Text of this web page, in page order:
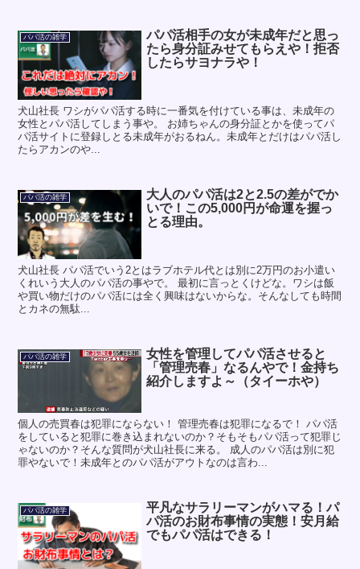
パパ活の雑学
パパ活相手の女が未成年だと思っ
たら身分証みせてもらえや！拒否
したらサヨナラや！
犬山社長 ワシがパパ活する時に一番気を付けている事は、未成年の
女性とパパ活してしまう事や。 お姉ちゃんの身分証とかを使ってパ
パ活サイトに登録しとる未成年がおるねん。未成年とだけはパパ活し
たらアカンのや...
パパ活の雑学
大人のパパ活は2と2.5の差がでか
いで！この5,000円が命運を握っ
とる理由。
犬山社長 パパ活でいう2とはラブホテル代とは別に2万円のお小遣い
くれいう大人のパパ活の事やで。 最初に言っとくけどな。ワシは飯
や買い物だけのパパ活には全く興味はないからな。そんなしても時間
とカネの無駄...
パパ活の雑学
女性を管理してパパ活させると
「管理売春」なるんやで！金持ち
紹介しますよ～（タイーホや）
個人の売買春は犯罪にならない！ 管理売春は犯罪になるで！ パパ活
をしていると犯罪に巻き込まれないのか？そもそもパパ活って犯罪じ
ゃないのか？そんな質問が犬山社長に来る。 成人のパパ活は別に犯
罪やないで！未成年とのパパ活がアウトなのは言わ...
パパ活の雑学
平凡なサラリーマンがハマる！パ
パ活のお財布事情の実態！安月給
でもパパ活はできる！